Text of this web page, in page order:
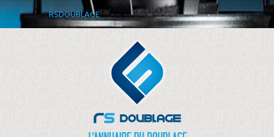
RSDOUBLAGE